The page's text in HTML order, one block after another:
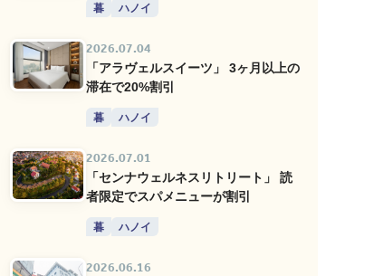
暮 ハノイ
2026.07.04
「アラヴェルスイーツ」 3ヶ月以上の
滞在で20%割引
暮 ハノイ
2026.07.01
「センナウェルネスリトリート」 読
者限定でスパメニューが割引
暮 ハノイ
2026.06.16